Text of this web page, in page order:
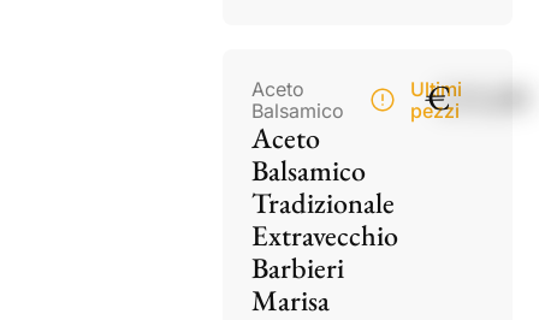
Aceto
Balsamico
Aceto
Balsamico
Tradizionale
Extravecchio
Barbieri
Marisa
Ultimi
pezzi
€115,00